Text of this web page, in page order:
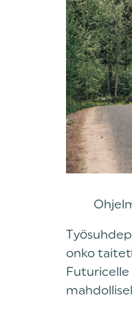
onko
Futuricelle